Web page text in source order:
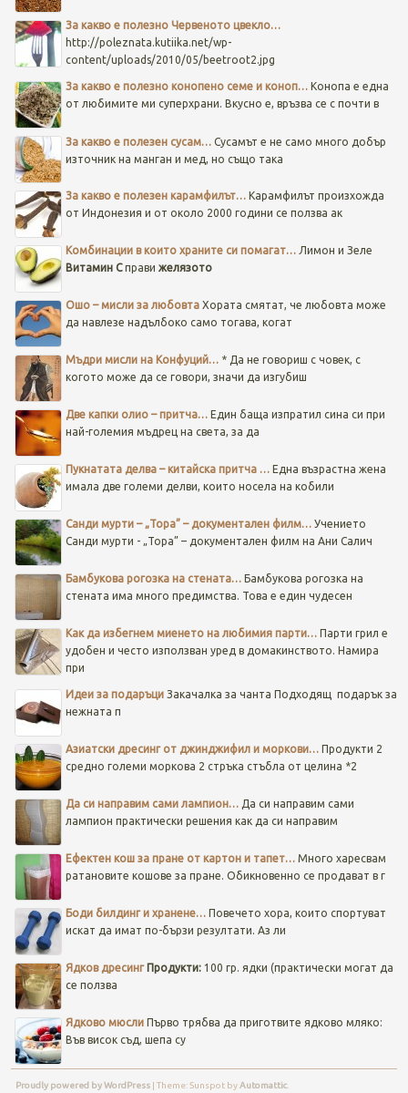
За какво е полезно Червеното цвекло…
http://poleznata.kutiika.net/wp-
content/uploads/2010/05/beetroot2.jpg
За какво е полезно конопено семе и коноп… Конопа е една
от любимите ми суперхрани. Вкусно е, връзва се с почти в
За какво е полезен сусам… Сусамът е не само много добър
източник на манган и мед, но също така
За какво е полезен карамфилът… Карамфилът произхожда
от Индонезия и от около 2000 години се ползва ак
Комбинации в които храните си помагат…Лимон и Зеле
Витамин Cправи желязото
Ошо – мисли за любовта Хората смятат, че любовта може
да навлезе надълбоко само тогава, когат
Мъдри мисли на Конфуций… * Да не говориш с човек, с
когото може да се говори, значи да изгубиш
Две капки олио – притча…Един баща изпратил сина си при
най-големия мъдрец на света, за да
Пукнатата делва – китайска притча … Една възрастна жена
имала две големи делви, които носела на кобили
Санди мурти – „Тора” – документален филм…Учението
Санди мурти - „Тора” – документален филм на Ани Салич
Бамбукова рогозка на стената… Бамбукова рогозка на
стената има много предимства. Това е един чудесен
Как да избегнем миенето на любимия парти…Парти грил е
удобен и често използван уред в домакинството. Намира
при
Идеи за подаръциЗакачалка за чанта Подходящ подарък за
нежната п
Азиатски дресинг от джинджифил и моркови… Продукти 2
средно големи моркова 2 стръка стъбла от целина *2
Да си направим сами лампион…Да си направим сами
лампион практически решения как да си направим
Ефектен кош за пране от картон и тапет… Много харесвам
ратановите кошове за пране. Обикновенно се продават в г
Боди билдинг и хранене… Повечето хора, които спортуват
искат да имат по-бързи резултати. Аз ли
Ядков дресинг Продукти:100 гр. ядки (практически могат да
се ползва
Ядково мюсли Първо трябва да приготвите ядково мляко:
Във висок съд, шепа су
Proudly powered by WordPress | Theme: Sunspot byAutomattic.